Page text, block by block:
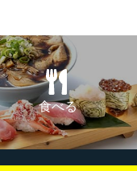
食べる